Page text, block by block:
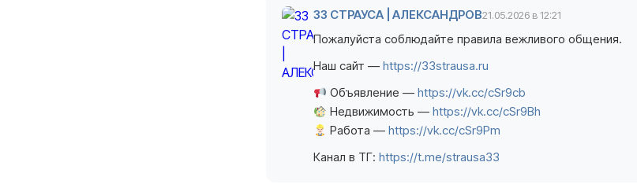
33 СТРАУСА | АЛЕКСАНДРОВ21.05.2026 в 12:21
Пожалуйста соблюдайте правила вежливого общения.
Наш сайт — https://33strausa.ru
Объявление —https://vk.cc/cSr9cb
Недвижимость —https://vk.cc/cSr9Bh
Работа —https://vk.cc/cSr9Pm
Канал в ТГ: https://t.me/strausa33